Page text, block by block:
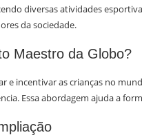
diversas atividades
da sociedade.
Maestro da Globo?
e incentivar as crianças no
Essa abordagem ajuda a